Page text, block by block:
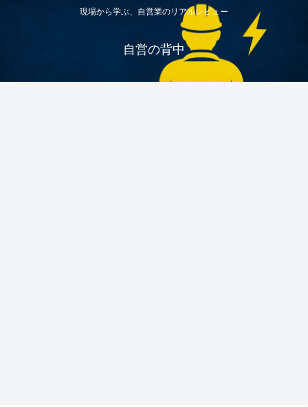
現場から学ぶ、自営業のリアルレビュー
自営の背中